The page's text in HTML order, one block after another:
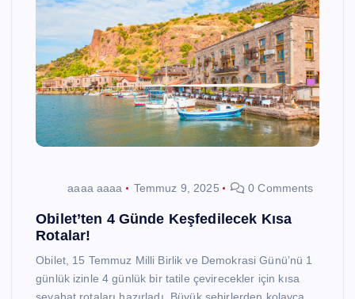
aaaa aaaa Temmuz 9, 2025 0 Comments
Obilet’ten 4 Günde Keşfedilecek Kısa
Rotalar!
Obilet, 15 Temmuz Milli Birlik ve Demokrasi Günü’nü 1
günlük izinle 4 günlük bir tatile çevirecekler için kısa